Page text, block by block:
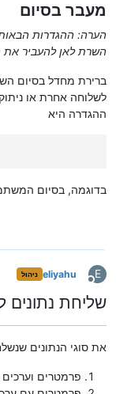
מעבר בסיום
הערה: ההגדרות
השרת לאן להעביר
ברירת מחדל בסיום
לשלוחה אחרת או
ההגדרה היא
בדוגמה, בסיום המשתמש יעבור
E
מנותק
eliyahu ניהול
שליחת נתונים
את סוגי הנתונים
פרמטרים